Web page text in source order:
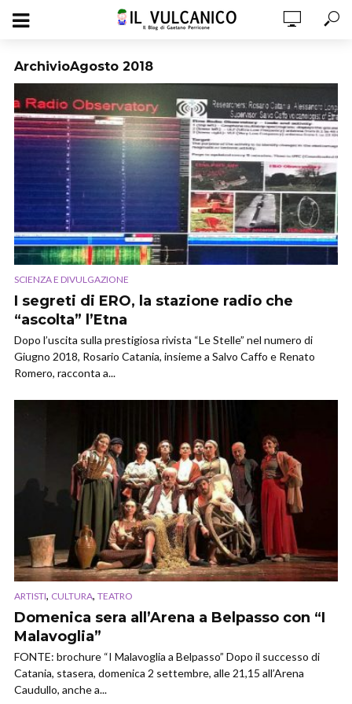
ArchivioAgosto 2018
SCIENZA E DIVULGAZIONE
I segreti di ERO, la stazione radio che
“ascolta” l’Etna
Dopo l’uscita sulla prestigiosa rivista “Le Stelle” nel numero di
Giugno 2018, Rosario Catania, insieme a Salvo Caffo e Renato
Romero, racconta a...
ARTISTI, CULTURA, TEATRO
Domenica sera all’Arena a Belpasso con “I
Malavoglia”
FONTE: brochure “I Malavoglia a Belpasso” Dopo il successo di
Catania, stasera, domenica 2 settembre, alle 21,15 all’Arena
Caudullo, anche a...